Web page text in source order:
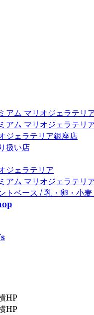
アム マリオジェラテリ
アム マリオジェラテリ
ジェラテリア銀座店
扱い店
ジェラテリア
アム マリオジェラテリ
トベース / 乳・卵・小麦
HP
HP